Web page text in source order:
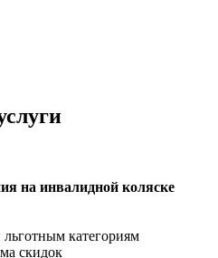
на инвалидной коляске
категориям
скидок